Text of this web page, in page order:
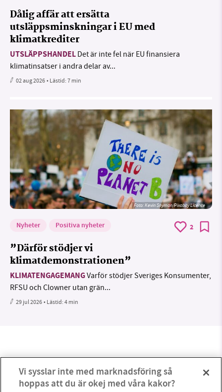
Dålig affär att ersätta
utsläppsminskningar i EU med
klimatkrediter
UTSLÄPPSHANDEL Det är inte fel när EU finansiera
klimatinsatser i andra delar av...
02 aug 2026• Lästid:7 min
Foto:Kevin Snyman/Pixabay Licence
Nyheter Positiva nyheter 2
”Därför stödjer vi
klimatdemonstrationen”
KLIMATENGAGEMANGVarför stödjer Sveriges Konsumenter,
RFSU och Clowner utan grän...
29 jul 2026• Lästid:4 min
Vi sysslar inte med marknadsföring så
hoppas att du är okej med våra kakor?